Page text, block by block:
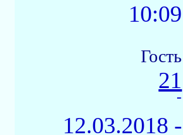
10:09
Гость
21
-
12.03.2018 -